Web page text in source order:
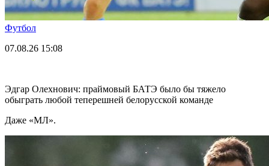
Футбол
07.08.26 15:08
Эдгар Олехнович: праймовый БАТЭ было бы тяжело
обыграть любой теперешней белорусской команде
Даже «МЛ».